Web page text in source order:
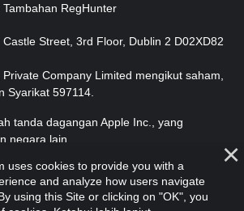
RegHunter
Street, 3rd Floor, Dublin 2 D02XD82
Company Limited mengikut saham,
Syarikat 597114.
tanda dagangan Apple Inc., yang
negara lain.
. EnigmaSoft Ltd. Hak Cipta Terpelihara.
uses cookies to provide you with a
and analyze how users navigate
using this Site or clicking on "OK", you